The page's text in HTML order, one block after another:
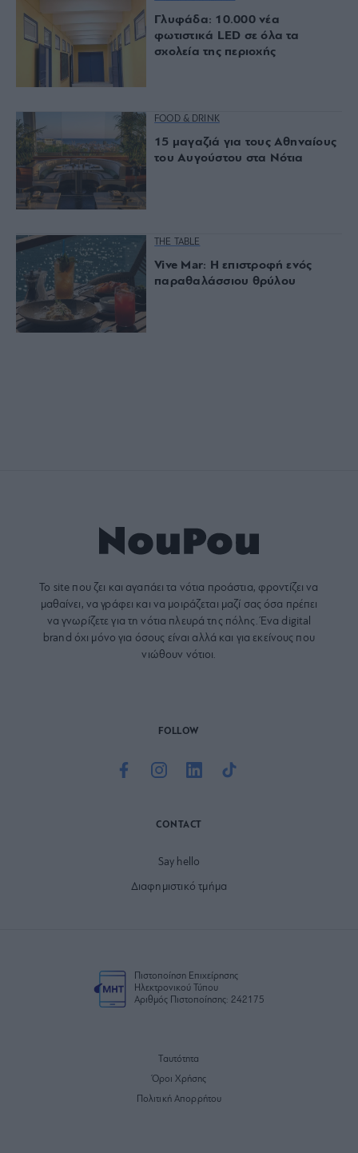
Γλυφάδα: 10.000 νέα
φωτιστικά LED σε όλα τα
σχολεία της περιοχής
FOOD & DRINK
15 μαγαζιά για τους Αθηναίους
του Αυγούστου στα Νότια
THE TABLE
Vive Mar: Η επιστροφή ενός
παραθαλάσσιου θρύλου
Το site που ζει και αγαπάει τα νότια προάστια, φροντίζει να
μαθαίνει, να γράφει και να μοιράζεται μαζί σας όσα πρέπει
να γνωρίζετε για τη νότια πλευρά της πόλης. Ένα digital
brand όχι μόνο για όσους είναι αλλά και για εκείνους που
νιώθουν νότιοι.
FOLLOW
CONTACT
Say hello
Διαφημιστικό τμήμα
Πιστοποίηση Επιχείρησης
Ηλεκτρονικού Τύπου
Αριθμός Πιστοποίησης: 242175
Ταυτότητα
Όροι Χρήσης
Πολιτική Απορρήτου